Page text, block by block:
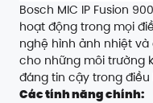
Bosch MIC IP Fusion
hoạt động trong mọi
nghệ hình ảnh nhiệt
cho những môi trường
đáng tin cậy trong
Các tính năng chính: